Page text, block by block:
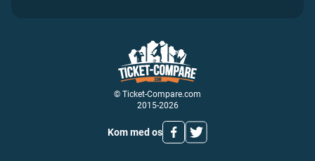
© Ticket-Compare.com
2015-2026
Kom med os